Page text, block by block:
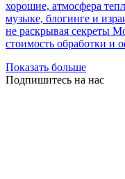
хорошие, атмосфера
музыке, блогинге и
не раскрывая секреты
стоимость обработки и
Показать больше
Подпишитесь на нас